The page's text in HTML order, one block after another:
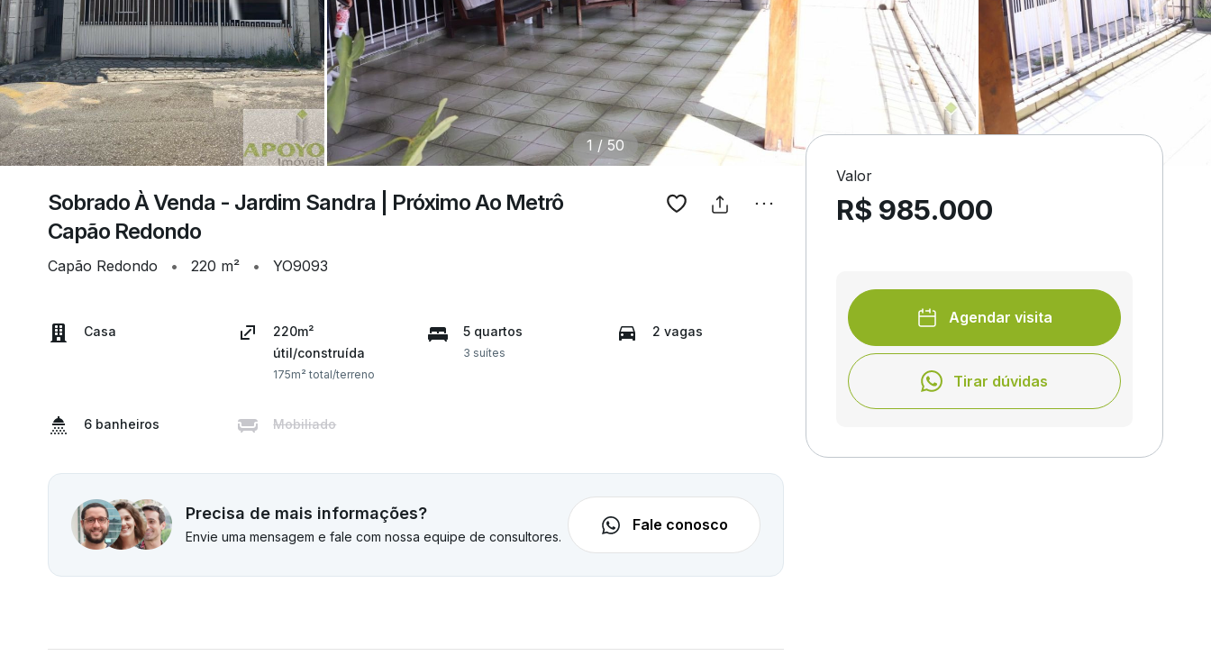
1 / 50
Sobrado À Venda - Jardim Sandra | Próximo Ao Metrô
Capão Redondo
Capão Redondo • 220 m² • YO9093
Casa
220m²
útil/construída
175m² total/terreno
5 quartos
3 suítes
2 vagas
6 banheiros Mobiliado
Precisa de mais informações?
Envie uma mensagem e fale com nossa equipe de consultores.
Fale conosco
Valor
R$ 985.000
Agendar visita
Tirar dúvidas